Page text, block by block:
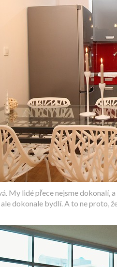
My lidé přece nejsme dokonalí,
dokonale bydlí. A to ne proto,